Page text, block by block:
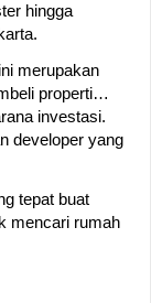
hingga
merupakan
properti…
investasi.
developer yang
tepat buat
mencari rumah